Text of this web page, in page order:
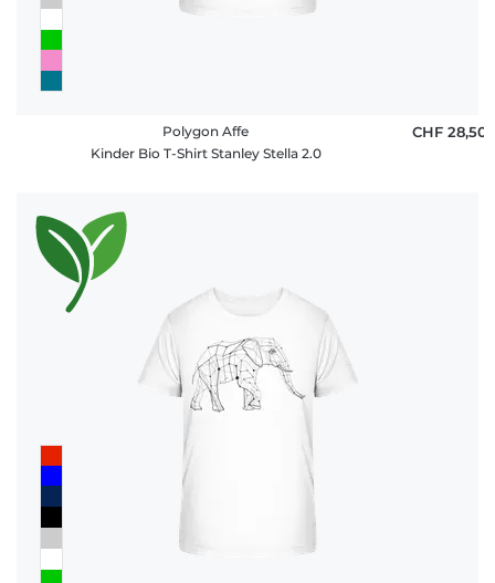
Polygon Affe
Kinder Bio T-Shirt Stanley Stella 2.0
CHF 28,50